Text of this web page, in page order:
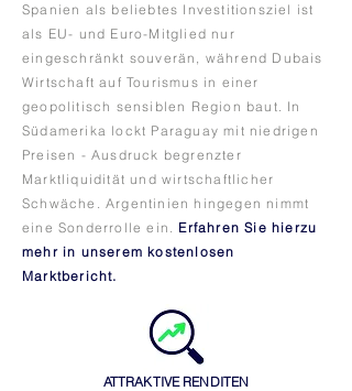
Spanien als beliebtes Investitionsziel ist
als EU- und Euro-Mitglied nur
eingeschränkt souverän, während Dubais
Wirtschaft auf Tourismus in einer
geopolitisch sensiblen Region baut. In
Südamerika lockt Paraguay mit niedrigen
Preisen - Ausdruck begrenzter
Marktliquidität und wirtschaftlicher
Schwäche. Argentinien hingegen nimmt
eine Sonderrolle ein. Erfahren Sie hierzu
mehr in unserem kostenlosen
Marktbericht.
ATTRAKTIVE RENDITEN